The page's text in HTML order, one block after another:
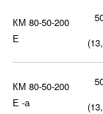
КМ 80-50-200
Е
КМ 80-50-200
Е -а